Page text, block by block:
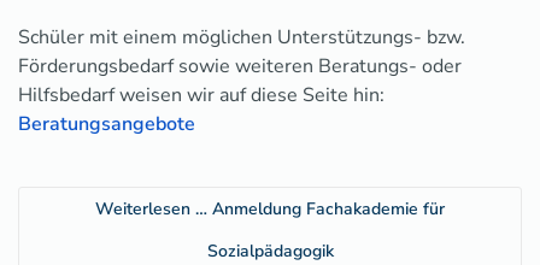
Schüler mit einem möglichen Unterstützungs- bzw.
Förderungsbedarf sowie weiteren Beratungs- oder
Hilfsbedarf weisen wir auf diese Seite hin:
Beratungsangebote
Weiterlesen … Anmeldung Fachakademie für
Sozialpädagogik